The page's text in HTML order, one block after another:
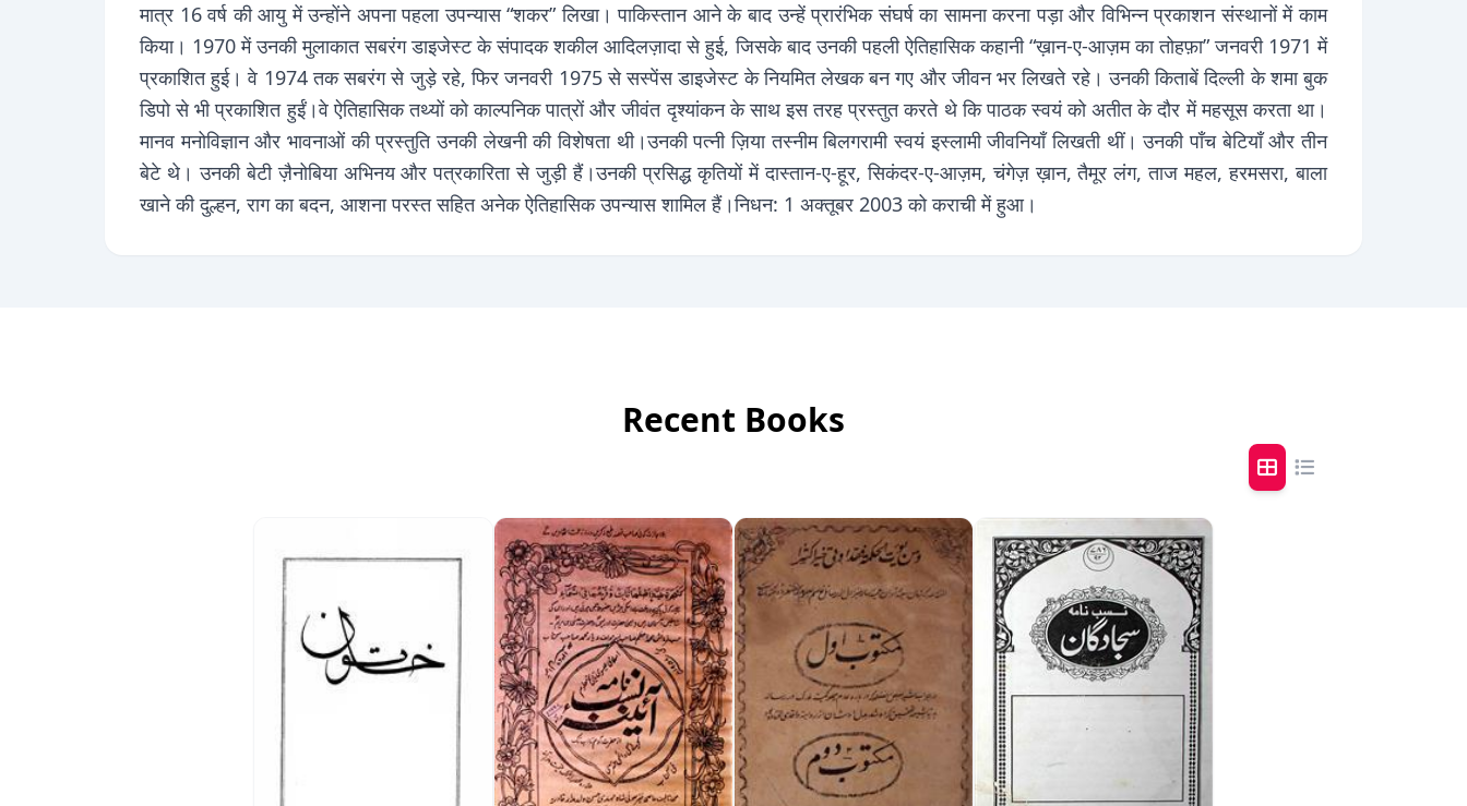
मात्र 16 वर्ष की आयु में उन्होंने अपना पहला उपन्यास “शकर” लिखा। पाकिस्तान आने के बाद उन्हें प्रारंभिक संघर्ष का सामना करना पड़ा और विभिन्न प्रकाशन संस्थानों में काम
किया। 1970 में उनकी मुलाकात सबरंग डाइजेस्ट के संपादक शकील आदिलज़ादा से हुई, जिसके बाद उनकी पहली ऐतिहासिक कहानी “ख़ान-ए-आज़म का तोहफ़ा” जनवरी 1971 में
प्रकाशित हुई। वे 1974 तक सबरंग से जुड़े रहे, फिर जनवरी 1975 से सस्पेंस डाइजेस्ट के नियमित लेखक बन गए और जीवन भर लिखते रहे। उनकी किताबें दिल्ली के शमा बुक
डिपो से भी प्रकाशित हुईं।वे ऐतिहासिक तथ्यों को काल्पनिक पात्रों और जीवंत दृश्यांकन के साथ इस तरह प्रस्तुत करते थे कि पाठक स्वयं को अतीत के दौर में महसूस करता था।
मानव मनोविज्ञान और भावनाओं की प्रस्तुति उनकी लेखनी की विशेषता थी।उनकी पत्नी ज़िया तस्नीम बिलगरामी स्वयं इस्लामी जीवनियाँ लिखती थीं। उनकी पाँच बेटियाँ और तीन
बेटे थे। उनकी बेटी ज़ैनोबिया अभिनय और पत्रकारिता से जुड़ी हैं।उनकी प्रसिद्ध कृतियों में दास्तान-ए-हूर, सिकंदर-ए-आज़म, चंगेज़ ख़ान, तैमूर लंग, ताज महल, हरमसरा, बाला
खाने की दुल्हन, राग का बदन, आशना परस्त सहित अनेक ऐतिहासिक उपन्यास शामिल हैं।निधन: 1 अक्तूबर 2003 को कराची में हुआ।
Recent Books